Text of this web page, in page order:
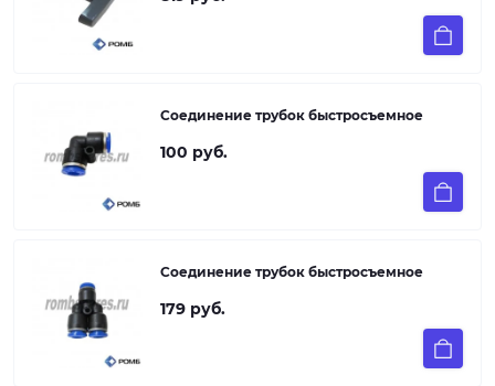
Соединение трубок быстросъемное
100 руб.
Соединение трубок быстросъемное
179 руб.